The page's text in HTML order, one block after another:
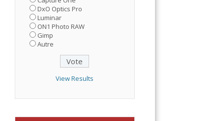
DxO Optics Pro
Luminar
ON1 Photo RAW
Gimp
Autre
View Results